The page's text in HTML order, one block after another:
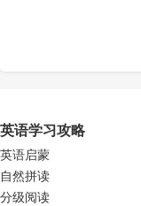
英语学习攻略
英语启蒙
自然拼读
分级阅读